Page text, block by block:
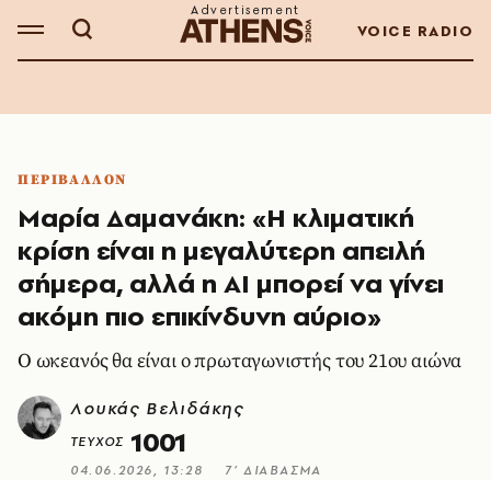
VOICE RADIO
ΠΕΡΙΒΑΛΛΟΝ
Μαρία Δαμανάκη: «Η κλιματική
κρίση είναι η μεγαλύτερη απειλή
σήμερα, αλλά η AI μπορεί να γίνει
ακόμη πιο επικίνδυνη αύριο»
Ο ωκεανός θα είναι ο πρωταγωνιστής του 21ου αιώνα
Λουκάς Βελιδάκης
ΤΕΥΧΟΣ 1001
04.06.2026, 13:28 7’ ΔΙΑΒΑΣΜΑ